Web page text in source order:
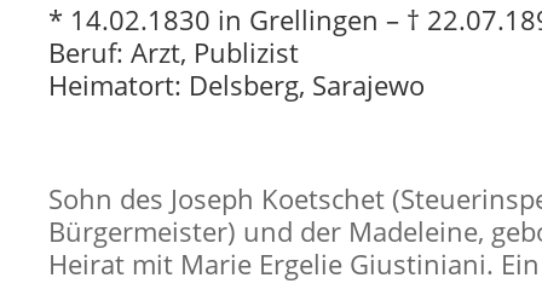
* 14.02.1830 in Grellingen – †
Beruf: Arzt, Publizist
Heimatort: Delsberg, Sarajewo
Sohn des Joseph Koetschet
Bürgermeister) und der Madeleine,
Heirat mit Marie Ergelie Giustiniani.